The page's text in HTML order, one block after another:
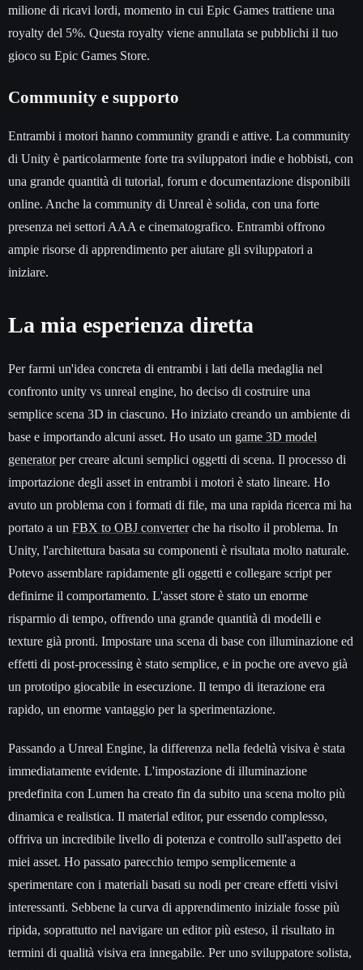
milione di ricavi lordi, momento in cui Epic Games trattiene una
royalty del 5%. Questa royalty viene annullata se pubblichi il tuo
gioco su Epic Games Store.
Community e supporto
Entrambi i motori hanno community grandi e attive. La community
di Unity è particolarmente forte tra sviluppatori indie e hobbisti, con
una grande quantità di tutorial, forum e documentazione disponibili
online. Anche la community di Unreal è solida, con una forte
presenza nei settori AAA e cinematografico. Entrambi offrono
ampie risorse di apprendimento per aiutare gli sviluppatori a
iniziare.
La mia esperienza diretta
Per farmi un'idea concreta di entrambi i lati della medaglia nel
confronto unity vs unreal engine, ho deciso di costruire una
semplice scena 3D in ciascuno. Ho iniziato creando un ambiente di
base e importando alcuni asset. Ho usato un game 3D model
generatorper creare alcuni semplici oggetti di scena. Il processo di
importazione degli asset in entrambi i motori è stato lineare. Ho
avuto un problema con i formati di file, ma una rapida ricerca mi ha
portato a un FBX to OBJ converterche ha risolto il problema. In
Unity, l'architettura basata su componenti è risultata molto naturale.
Potevo assemblare rapidamente gli oggetti e collegare script per
definirne il comportamento. L'asset store è stato un enorme
risparmio di tempo, offrendo una grande quantità di modelli e
texture già pronti. Impostare una scena di base con illuminazione ed
effetti di post-processing è stato semplice, e in poche ore avevo già
un prototipo giocabile in esecuzione. Il tempo di iterazione era
rapido, un enorme vantaggio per la sperimentazione.
Passando a Unreal Engine, la differenza nella fedeltà visiva è stata
immediatamente evidente. L'impostazione di illuminazione
predefinita con Lumen ha creato fin da subito una scena molto più
dinamica e realistica. Il material editor, pur essendo complesso,
offriva un incredibile livello di potenza e controllo sull'aspetto dei
miei asset. Ho passato parecchio tempo semplicemente a
sperimentare con i materiali basati su nodi per creare effetti visivi
interessanti. Sebbene la curva di apprendimento iniziale fosse più
ripida, soprattutto nel navigare un editor più esteso, il risultato in
termini di qualità visiva era innegabile. Per uno sviluppatore solista,